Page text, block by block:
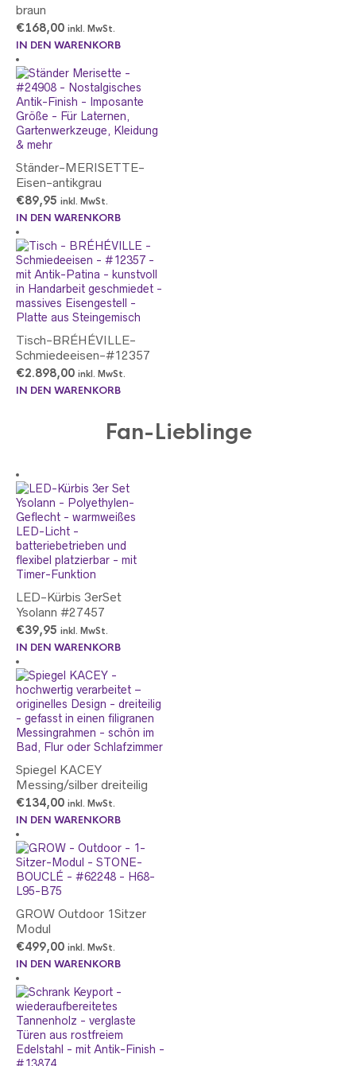
braun
€168,00 inkl. MwSt.
IN DEN WARENKORB
Ständer-MERISETTE-
Eisen-antikgrau
€89,95 inkl. MwSt.
IN DEN WARENKORB
Tisch-BRÉHÉVILLE-
Schmiedeeisen-#12357
€2.898,00 inkl. MwSt.
IN DEN WARENKORB
Fan-Lieblinge
LED-Kürbis 3erSet
Ysolann #27457
€39,95 inkl. MwSt.
IN DEN WARENKORB
Spiegel KACEY
Messing/silber dreiteilig
€134,00 inkl. MwSt.
IN DEN WARENKORB
GROW Outdoor 1Sitzer
Modul
€499,00 inkl. MwSt.
IN DEN WARENKORB